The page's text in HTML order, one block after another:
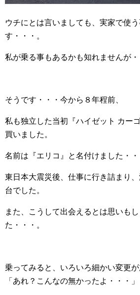
ウチにとは言いましても、実家で使う
す・・・。
私が乗る事もあるかも知れませんが
そうです・・・今から８年程前、
私も独立した当初『ハイゼット カー
買いました。
名前は『エリコ』と名付けました・・
東日本大震災後、仕事に行き詰まり、
台でした。
また、こうして出会えるとは思いも
た・・・。
乗ってみると、いろいろ細かい変更が
「あれ？こんなの無かったよ・・・」